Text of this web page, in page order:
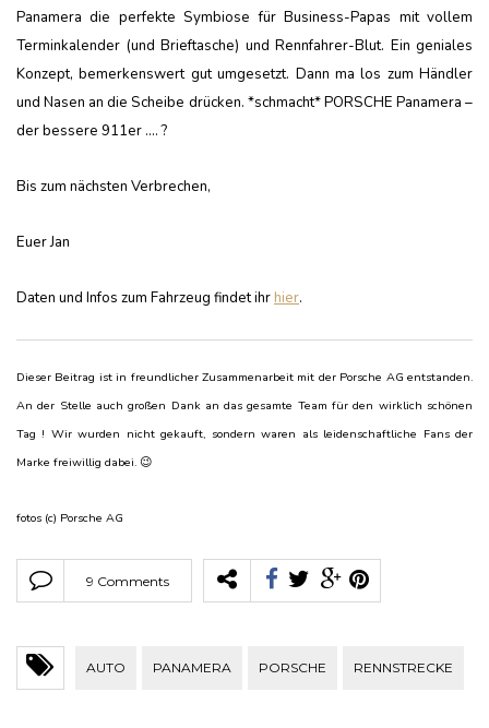
Panamera die perfekte Symbiose für Business-Papas mit vollem
Terminkalender (und Brieftasche) und Rennfahrer-Blut. Ein geniales
Konzept, bemerkenswert gut umgesetzt. Dann ma los zum Händler
und Nasen an die Scheibe drücken. *schmacht* PORSCHE Panamera –
der bessere 911er …. ?
Bis zum nächsten Verbrechen,
Euer Jan
Daten und Infos zum Fahrzeug findet ihr hier.
Dieser Beitrag ist in freundlicher Zusammenarbeit mit der Porsche AG entstanden.
An der Stelle auch großen Dank an das gesamte Team für den wirklich schönen
Tag ! Wir wurden nicht gekauft, sondern waren als leidenschaftliche Fans der
Marke freiwillig dabei. 😉
fotos (c) Porsche AG
9 Comments
AUTO PANAMERA PORSCHE RENNSTRECKE